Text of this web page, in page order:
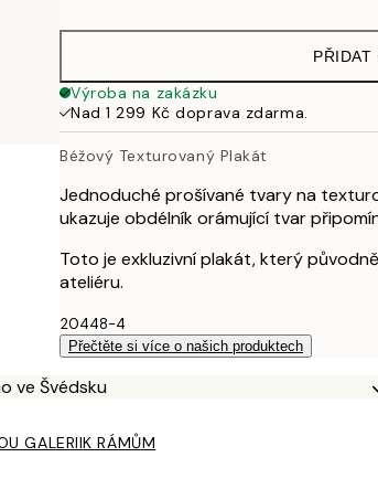
50x70 cm
100x150 cm
PŘIDAT
Výroba na zakázku
Nad 1 299 Kč doprava zdarma.
Béžový Texturovaný Plakát
Jednoduché prošívané tvary na
ukazuje obdélník orámující tvar
Toto je exkluzivní plakát, který
ateliéru.
20448-4
Přečtěte si více o našich produktech
ve Švédsku
GALERIIK RÁMŮM